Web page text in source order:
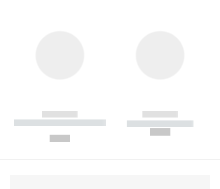
------------
----------- ----------- --------
------------
----------- -----------